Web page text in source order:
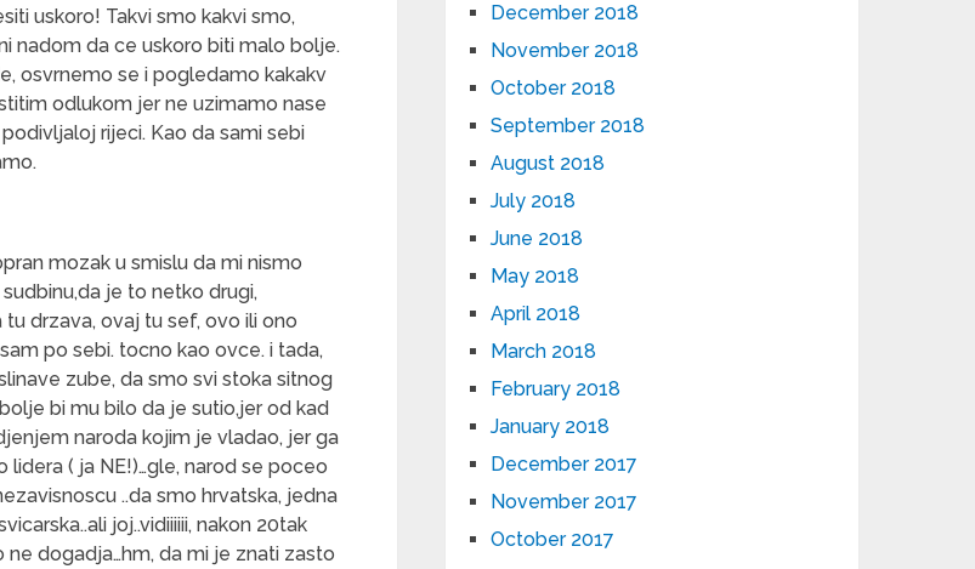
uskoro! Takvi smo kakvi smo,
nadom da ce uskoro biti malo bolje.
osvrnemo se i pogledamo kakakv
odlukom jer ne uzimamo nase
rijeci. Kao da sami sebi
mozak u smislu da mi nismo
je to netko drugi,
drzava, ovaj tu sef, ovo ili ono
po sebi. tocno kao ovce. i tada,
zube, da smo svi stoka sitnog
bi mu bilo da je sutio,jer od kad
naroda kojim je vladao, jer ga
lidera ( ja NE!)…gle, narod se poceo
..da smo hrvatska, jedna
joj..vidiiiiii, nakon 20tak
dogadja…hm, da mi je znati zasto
December 2018
November 2018
October 2018
September 2018
August 2018
July 2018
June 2018
May 2018
April 2018
March 2018
February 2018
January 2018
December 2017
November 2017
October 2017